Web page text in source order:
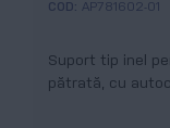
COD: AP781602-01
Suport tip inel
pătrată, cu